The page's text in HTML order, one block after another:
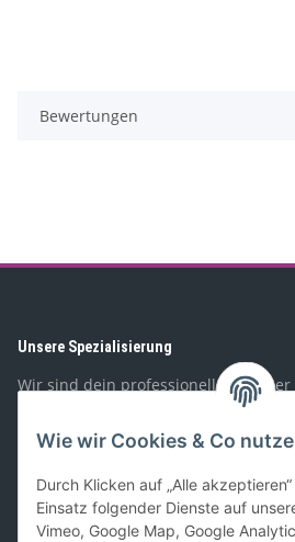
Wie wir Cookies & Co
Durch Klicken auf „Alle
Einsatz folgender Dienste auf
Vimeo, Google Map, Google
Bewertungen
Unsere Spezialisierung
Wir sind dein professioneller
Umbau von Wohnmobilen, Booten,
Spezialfahrzeugen, und PKW-
Sortiment richten wir uns sowohl an
Geschäftskunden.
Gesetzliches